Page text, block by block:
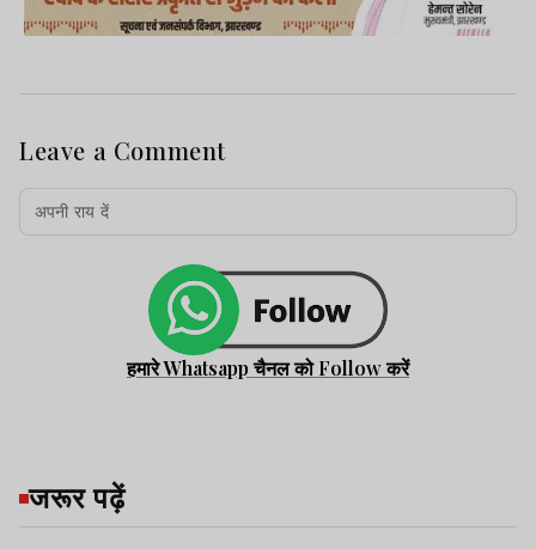
Leave a Comment
हमारे Whatsapp चैनल को Follow करें
जरूर पढ़ें